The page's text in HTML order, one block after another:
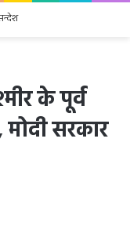
के पूर्व
सरकार